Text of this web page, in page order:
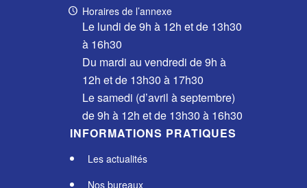
Horaires de l’annexe
Le lundi de 9h à 12h et de 13h30
à 16h30
Du mardi au vendredi de 9h à
12h et de 13h30 à 17h30
Le samedi (d’avril à septembre)
de 9h à 12h et de 13h30 à 16h30
INFORMATIONS PRATIQUES
Les actualités
Nos bureaux